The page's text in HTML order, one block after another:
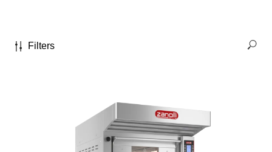
Filters